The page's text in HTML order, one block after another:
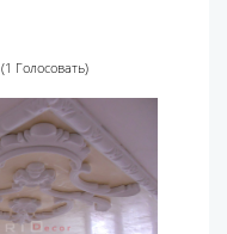
(1 Голосовать)